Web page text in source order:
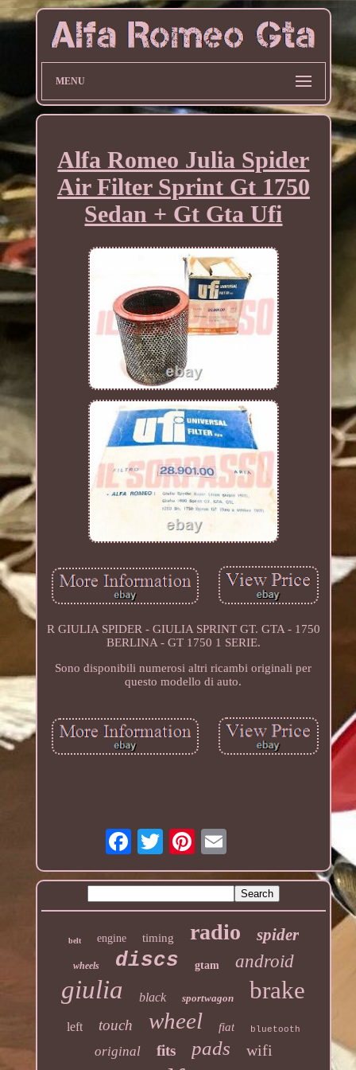
MENU
Alfa Romeo Julia Spider
Air Filter Sprint Gt 1750
Sedan + Gt Gta Ufi
R GIULIA SPIDER - GIULIA SPRINT GT. GTA - 1750
BERLINA - GT 1750 1 SERIE.
Sono disponibili numerosi altri ricambi originali per
questo modello di auto.
belt engine timing radio spider
wheels discs gtam android
giulia black sportwagon brake
left touch wheel fiat bluetooth
original fits pads wifi